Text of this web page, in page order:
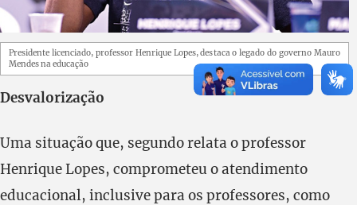
Presidente licenciado, professor Henrique Lopes, destaca o legado do governo Mauro
Mendes na educação
Desvalorização
Uma situação que, segundo relata o professor
Henrique Lopes, comprometeu o atendimento
educacional, inclusive para os professores, como